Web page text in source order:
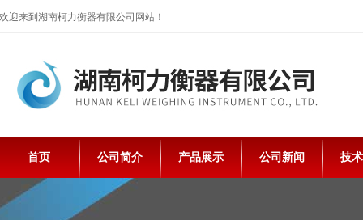
欢迎来到湖南柯力衡器有限公司网站！
首页 公司简介 产品展示 公司新闻 技